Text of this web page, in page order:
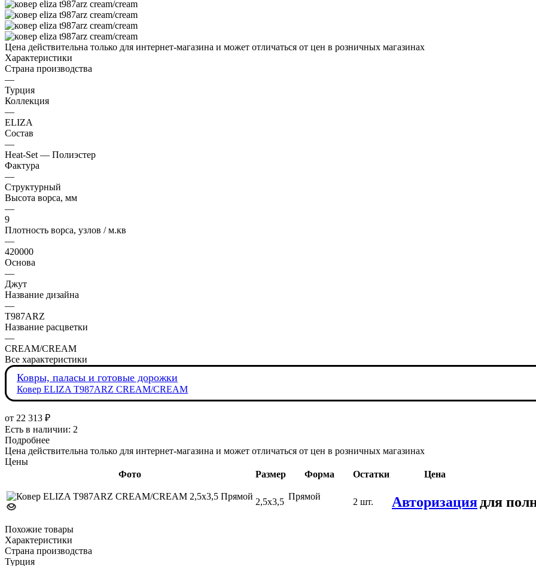
Цена действительна только для интернет-магазина и может отличаться от цен в розничных магазинах
Характеристики
Страна производства
—
Турция
Коллекция
—
ELIZA
Состав
—
Heat-Set — Полиэстер
Фактура
—
Структурный
Высота ворса, мм
—
9
Плотность ворса, узлов / м.кв
—
420000
Основа
—
Джут
Название дизайна
—
T987ARZ
Название расцветки
—
CREAM/CREAM
Все характеристики
Ковры, паласы и готовые дорожки
Ковер ELIZA T987ARZ CREAM/CREAM
от 22 313 ₽
Есть в наличии: 2
Подробнее
Цена действительна только для интернет-магазина и может отличаться от цен в розничных магазинах
Цены
Фото
Размер Форма Остатки Цена
2,5х3,5
Прямой
2 шт. Авторизациядля
Похожие товары
Характеристики
Страна производства
Турция